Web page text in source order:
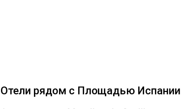
Отели рядом с Площадью Испании